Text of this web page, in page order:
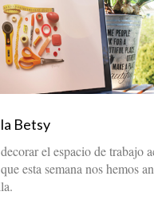
Betsy
el espacio de trabajo
esta semana nos hemos